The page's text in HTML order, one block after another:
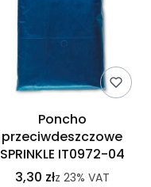
Poncho
przeciwdeszczowe
SPRINKLE IT0972-04
3,30 złz 23% VAT